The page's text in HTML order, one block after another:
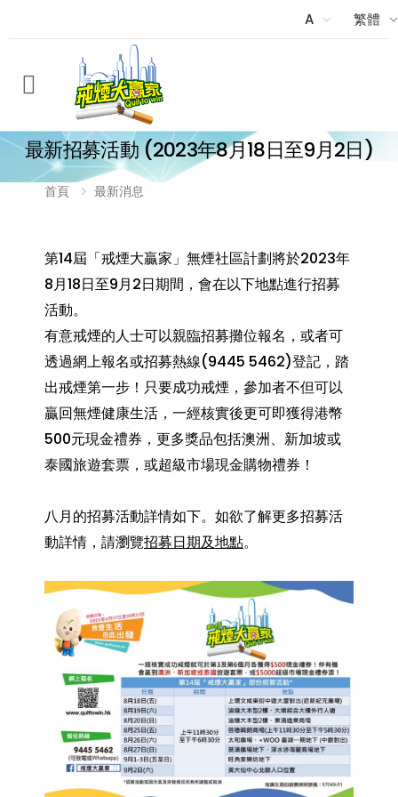
A 繁體
Menu
最新招募活動 (2023年8月18日至9月2日)
首頁 最新消息
第14屆「戒煙大贏家」無煙社區計劃將於2023年
8月18日至9月2日期間，會在以下地點進行招募
活動。
有意戒煙的人士可以親臨招募攤位報名，或者可
透過網上報名或招募熱線(9445 5462)登記，踏
出戒煙第一步！只要成功戒煙，參加者不但可以
贏回無煙健康生活，一經核實後更可即獲得港幣
500元現金禮券，更多獎品包括澳洲、新加坡或
泰國旅遊套票，或超級市場現金購物禮券！
八月的招募活動詳情如下。如欲了解更多招募活
動詳情，請瀏覽招募日期及地點。